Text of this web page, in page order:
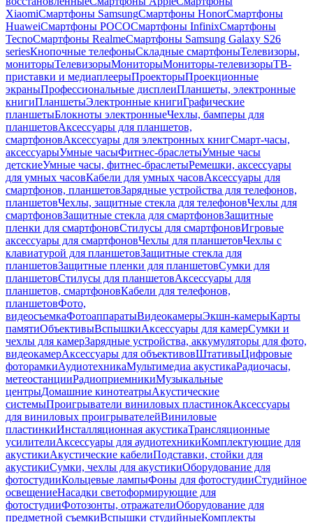
XiaomiСмартфоны SamsungСмартфоны HonorСмартфоны
HuaweiСмартфоны POCOСмартфоны InfinixСмартфоны
TecnoСмартфоны RealmeСмартфоны Samsung Galaxy S26
seriesКнопочные телефоныСкладные смартфоныТелевизоры,
мониторыТелевизорыМониторыМониторы-телевизорыТВ-
приставки и медиаплеерыПроекторыПроекционные
экраныПрофессиональные дисплеиПланшеты, электронные
книгиПланшетыЭлектронные книгиГрафические
планшетыБлокноты электронныеЧехлы, бамперы для
планшетовАксессуары для планшетов,
смартфоновАксессуары для электронных книгСмарт-часы,
аксессуарыУмные часыФитнес-браслетыУмные часы
детскиеУмные часы, фитнес-браслетыРемешки, аксессуары
для умных часовКабели для умных часовАксессуары для
смартфонов, планшетовЗарядные устройства для телефонов,
планшетовЧехлы, защитные стекла для телефоновЧехлы для
смартфоновЗащитные стекла для смартфоновЗащитные
пленки для смартфоновСтилусы для смартфоновИгровые
аксессуары для смартфоновЧехлы для планшетовЧехлы с
клавиатурой для планшетовЗащитные стекла для
планшетовЗащитные пленки для планшетовСумки для
планшетовСтилусы для планшетовАксессуары для
планшетов, смартфоновКабели для телефонов,
планшетовФото,
видеосъемкаФотоаппаратыВидеокамерыЭкшн-камерыКарты
памятиОбъективыВспышкиАксессуары для камерСумки и
чехлы для камерЗарядные устройства, аккумуляторы для фото,
видеокамерАксессуары для объективовШтативыЦифровые
фоторамкиАудиотехникаМультимедиа акустикаРадиочасы,
метеостанцииРадиоприемникиМузыкальные
центрыДомашние кинотеатрыАкустические
системыПроигрыватели виниловых пластинокАксессуары
для виниловых проигрывателейВиниловые
пластинкиИнсталляционная акустикаТрансляционные
усилителиАксессуары для аудиотехникиКомплектующие для
акустикиАкустические кабелиПодставки, стойки для
акустикиСумки, чехлы для акустикиОборудование для
фотостудииКольцевые лампыФоны для фотостудииСтудийное
освещениеНасадки светоформирующие для
фотостудииФотозонты, отражателиОборудование для
предметной съемкиВспышки студийныеКомплекты